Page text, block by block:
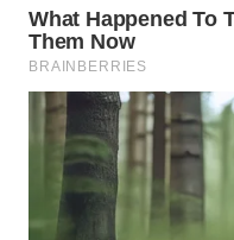
KONSUMEN
WAHANA
LISTRIK
WAHANA
TRAVEL